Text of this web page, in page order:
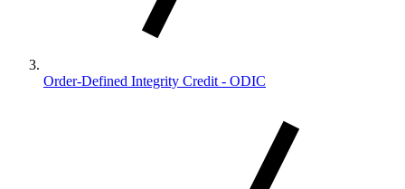
Order-Defined Integrity Credit - ODIC